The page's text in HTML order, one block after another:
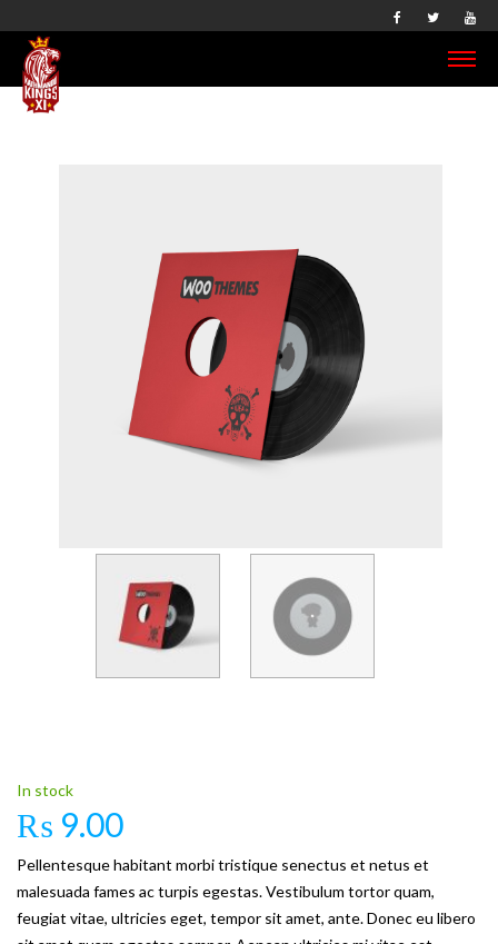
In stock
₨ 9.00
Pellentesque habitant morbi tristique senectus et netus et
malesuada fames ac turpis egestas. Vestibulum tortor quam,
feugiat vitae, ultricies eget, tempor sit amet, ante. Donec eu libero